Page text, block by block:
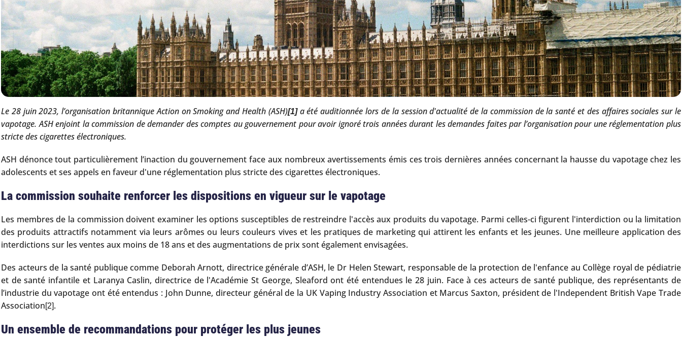
Le 28 juin 2023, l’organisation britannique Action on Smoking and Health (ASH)[1]a été auditionnée lors de la session d'actualité de la commission de la santé et des affaires sociales sur le
vapotage. ASH enjoint la commission de demander des comptes au gouvernement pour avoir ignoré trois années durant les demandes faites par l’organisation pour une réglementation plus
stricte des cigarettes électroniques.
ASH dénonce tout particulièrement l’inaction du gouvernement face aux nombreux avertissements émis ces trois dernières années concernant la hausse du vapotage chez les
adolescents et ses appels en faveur d'une réglementation plus stricte des cigarettes électroniques.
La commission souhaite renforcer les dispositions en vigueur sur le vapotage
Les membres de la commission doivent examiner les options susceptibles de restreindre l'accès aux produits du vapotage. Parmi celles-ci figurent l'interdiction ou la limitation
des produits attractifs notamment via leurs arômes ou leurs couleurs vives et les pratiques de marketing qui attirent les enfants et les jeunes. Une meilleure application des
interdictions sur les ventes aux moins de 18 ans et des augmentations de prix sont également envisagées.
Des acteurs de la santé publique comme Deborah Arnott, directrice générale d’ASH, le Dr Helen Stewart, responsable de la protection de l'enfance au Collège royal de pédiatrie
et de santé infantile et Laranya Caslin, directrice de l'Académie St George, Sleaford ont été entendues le 28 juin. Face à ces acteurs de santé publique, des représentants de
l’industrie du vapotage ont été entendus : John Dunne, directeur général de la UK Vaping Industry Association et Marcus Saxton, président de l'Independent British Vape Trade
Association[2].
Un ensemble de recommandations pour protéger les plus jeunes